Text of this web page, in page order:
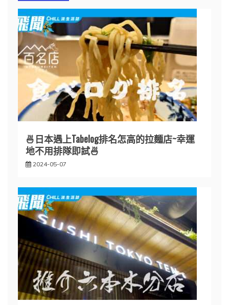
🍜日本遇上Tabelog排名怎高的拉麵店~幸運
地不用排隊即試🍜
2024-05-07